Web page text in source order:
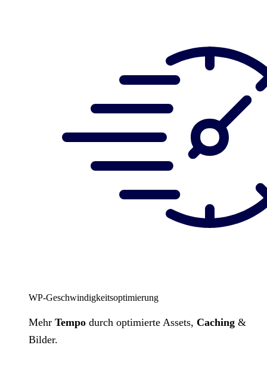
WP-Geschwindigkeitsoptimierung
Mehr Tempo durch optimierte Assets, Caching &
Bilder.